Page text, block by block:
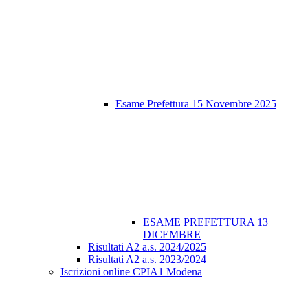
Esame Prefettura 15 Novembre 2025
ESAME PREFETTURA 13
DICEMBRE
Risultati A2 a.s. 2024/2025
Risultati A2 a.s. 2023/2024
Iscrizioni online CPIA1 Modena